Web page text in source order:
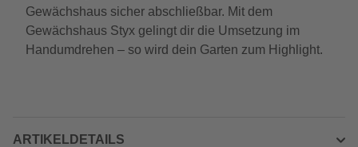
Gewächshaus sicher abschließbar. Mit dem
Gewächshaus Styx gelingt dir die Umsetzung im
Handumdrehen – so wird dein Garten zum Highlight.
ARTIKELDETAILS